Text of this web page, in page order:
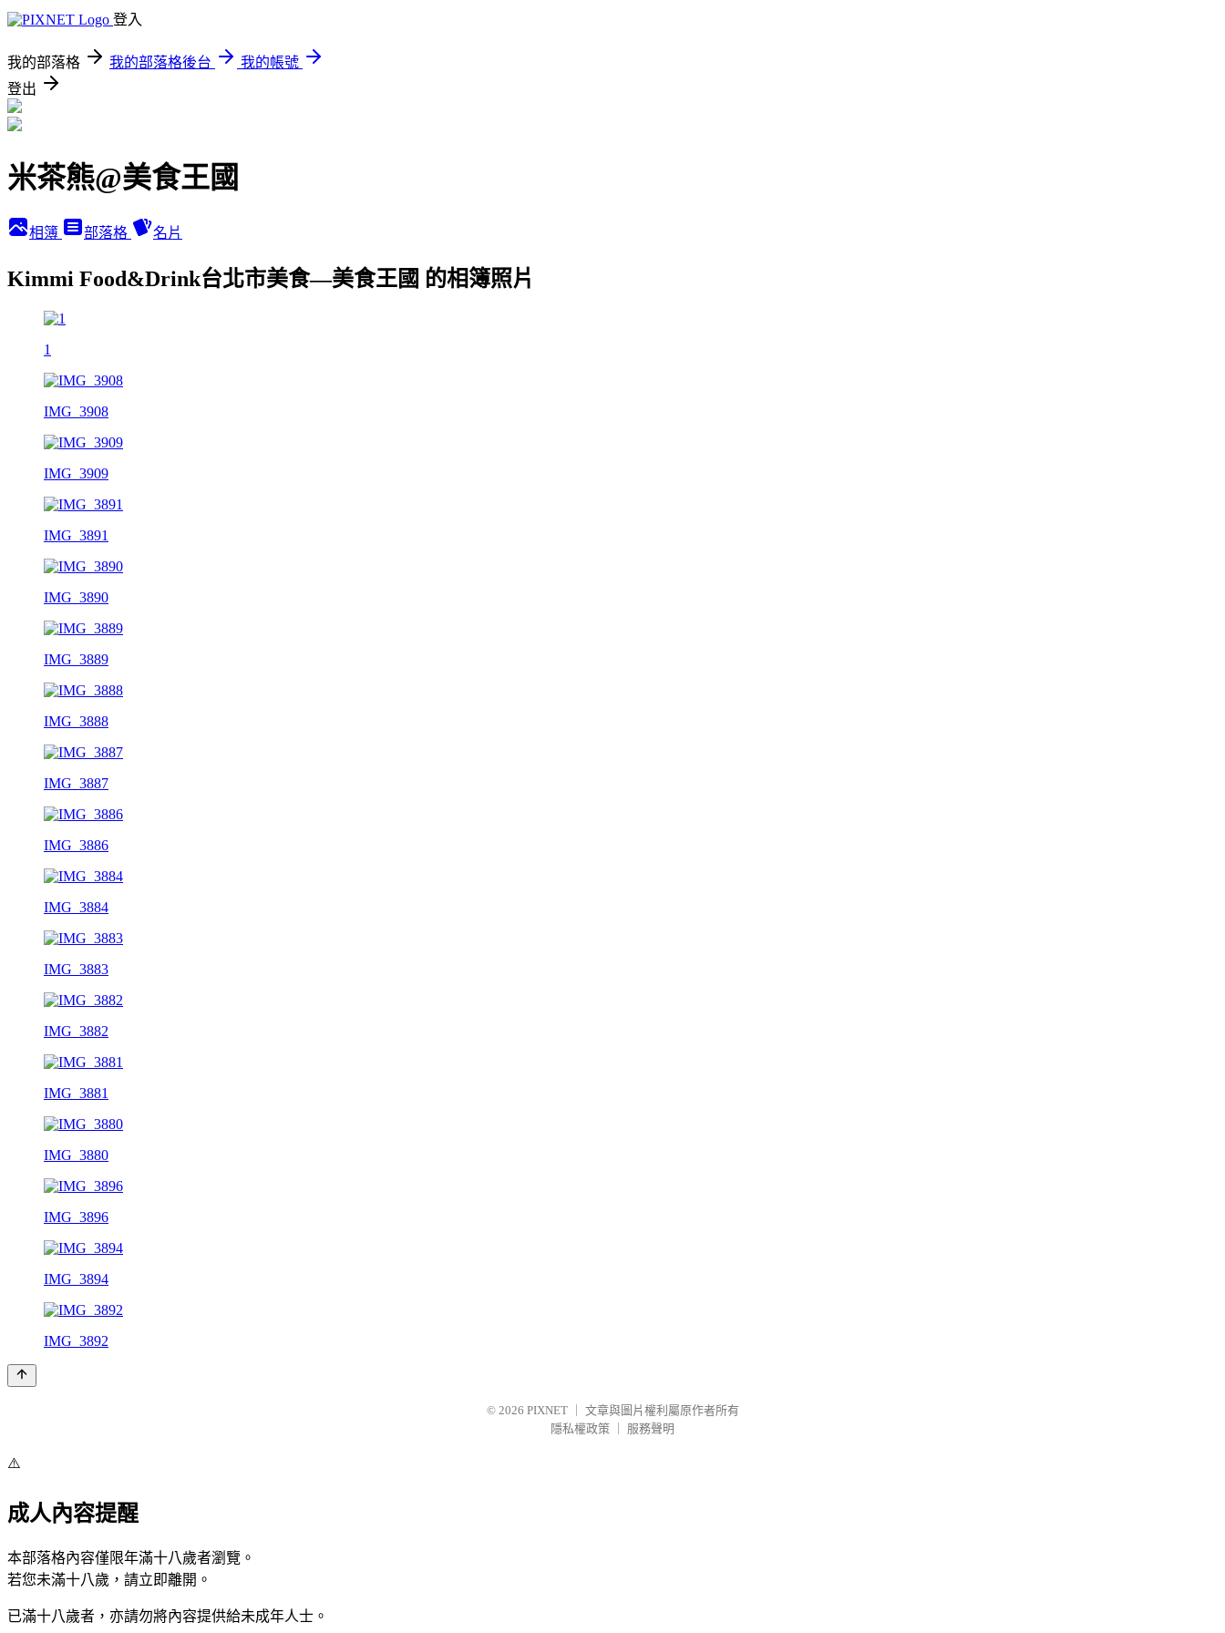
登入
我的部落格 我的部落格後台
我的帳號
登出
米茶熊@美食王國
相簿 部落格 名片
Kimmi Food&Drink台北市美食—美食王國 的相簿照片
1
IMG_3908
IMG_3909
IMG_3891
IMG_3890
IMG_3889
IMG_3888
IMG_3887
IMG_3886
IMG_3884
IMG_3883
IMG_3882
IMG_3881
IMG_3880
IMG_3896
IMG_3894
IMG_3892
© 2026 PIXNET
文章與圖片權利屬原作者所有
隱私權政策
服務聲明
⚠️
成人內容提醒
本部落格內容僅限年滿十八歲者瀏覽。
若您未滿十八歲，請立即離開。
已滿十八歲者，亦請勿將內容提供給未成年人士。